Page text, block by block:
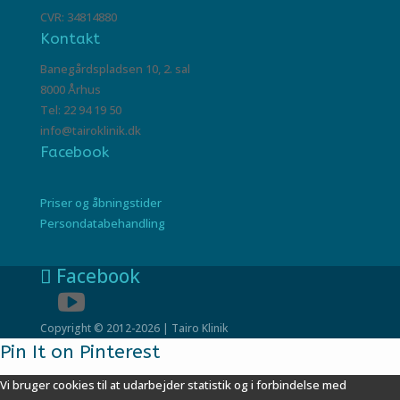
CVR: 34814880
Kontakt
Banegårdspladsen 10, 2. sal
8000 Århus
Tel: 22 94 19 50
info@tairoklinik.dk
Facebook
Priser og åbningstider
Persondatabehandling
Facebook
Copyright © 2012-2026 | Tairo Klinik
Pin It on Pinterest
Vi bruger cookies til at udarbejder statistik og i forbindelse med